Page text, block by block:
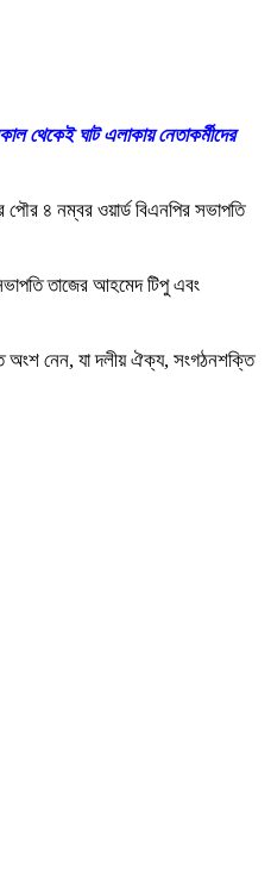
ঘাট এলাকায় নেতাকর্মীদের
৪ নম্বর ওয়ার্ড বিএনপির সভাপতি
তাজের আহমেদ টিপু এবং
অংশ নেন, যা দলীয় ঐক্য, সংগঠনশক্তি